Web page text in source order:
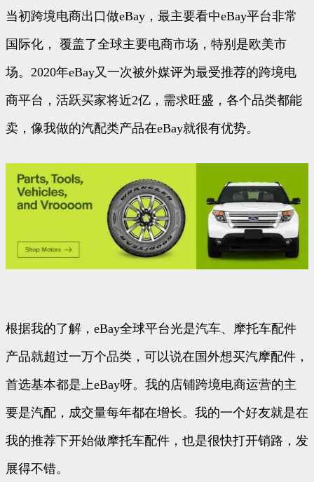
当初跨境电商出口做eBay，最主要看中eBay平台非常
国际化， 覆盖了全球主要电商市场，特别是欧美市
场。2020年eBay又一次被外媒评为最受推荐的跨境电
商平台，活跃买家将近2亿，需求旺盛，各个品类都能
卖，像我做的汽配类产品在eBay就很有优势。
根据我的了解，eBay全球平台光是汽车、摩托车配件
产品就超过一万个品类，可以说在国外想买汽摩配件，
首选基本都是上eBay呀。我的店铺跨境电商运营的主
要是汽配，成交量每年都在增长。我的一个好友就是在
我的推荐下开始做摩托车配件，也是很快打开销路，发
展得不错。